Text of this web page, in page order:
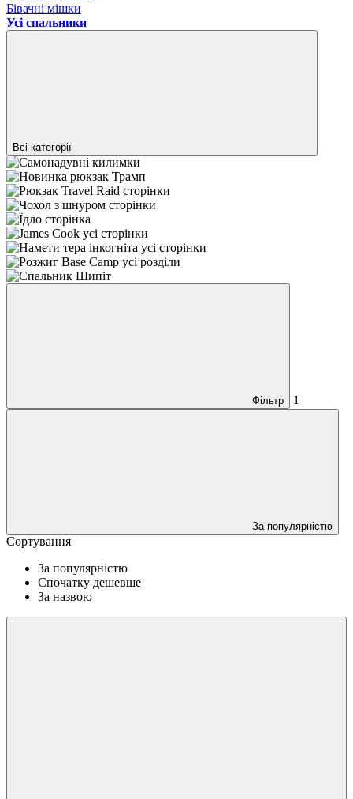
Бівачні мішки
Усі спальники
Всі категорії
Фільтр 1
За популярністю
Сортування
За популярністю
Спочатку дешевше
За назвою